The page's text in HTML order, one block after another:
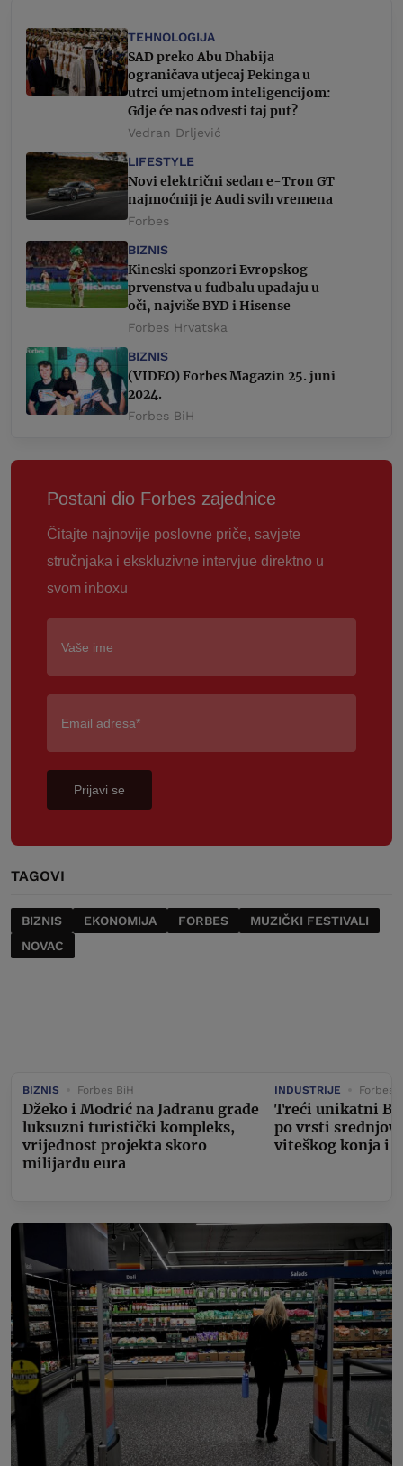
TEHNOLOGIJA
SAD preko Abu Dhabija
ograničava utjecaj Pekinga u
utrci umjetnom inteligencijom:
Gdje će nas odvesti taj put?
Vedran Drljević
LIFESTYLE
Novi električni sedan e-Tron GT
najmoćniji je Audi svih vremena
Forbes
BIZNIS
Kineski sponzori Evropskog
prvenstva u fudbalu upadaju u
oči, najviše BYD i Hisense
Forbes Hrvatska
BIZNIS
(VIDEO) Forbes Magazin 25. juni
2024.
Forbes BiH
Postani dio Forbes zajednice
Čitajte najnovije poslovne priče, savjete
stručnjaka i ekskluzivne intervjue direktno u
svom inboxu
Prijavi se
TAGOVI
BIZNIS EKONOMIJA FORBES
MUZIČKI FESTIVALI
NOVAC
BIZNIS Forbes BiH
Džeko i Modrić na Jadranu grade
luksuzni turistički kompleks,
vrijednost projekta skoro
milijardu eura
INDUSTRIJE Forbes
Treći unikatni
po vrsti
viteškog konja i